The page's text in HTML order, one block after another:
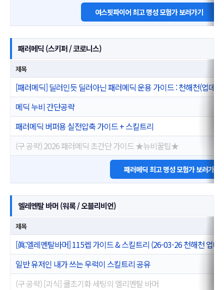
여스핏파이어 최고 명성 모험가 보러가기
패러메딕 (스키퍼 / 코로니스)
제목
[패러메딕] 딜러인듯 딜러아닌 패러메딕 운용 가이드 : 천해천(업데
메딕 누비 간단공략
패러메딕 버퍼용 실전압축 가이드 + 스킬트리
(구 공략) 2026 패러메딕 초간단 가이드 ★뉴비꿀팁★
패러메딕 최고 명성 모험가 보러가기
엘레멘탈 바머 (워록 / 오블리비언)
제목
[眞:엘레멘탈바머] 115렙 가이드 & 스킬트리 (26-03-26 천해천 업데
일반 유저인 내가 쓰는 우럭이 스킬트리 공유
(구 공략) [괴식] 쿨초기화 세팅의 엘리멘탈 바머